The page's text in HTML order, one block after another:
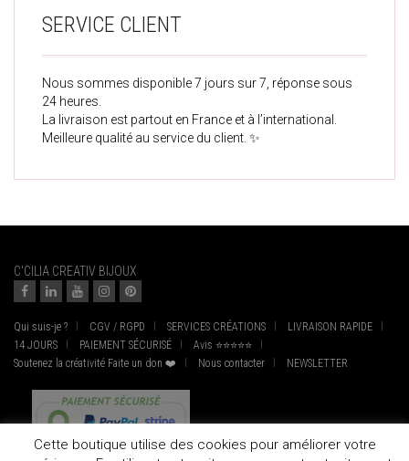
SERVICE CLIENT
Nous sommes disponible 7 jours sur 7, réponse sous
24 heures.
La livraison est partout en France et à l’international.
Meilleure qualité au service du client. ✨
C'CILIA CREATIV BIJOUX
Qui suis-je ? CGV / RGPD SERVICES CRÉATIONS
LIVRAISON RAPIDE
14 JOURS
PAIEMENT SÉCURISÉ
Avis ⭐⭐⭐⭐⭐
Soutenez la créativité Faite un don ❤️
Nous contacter NEWSLETTER
Cette boutique utilise des cookies pour améliorer votre